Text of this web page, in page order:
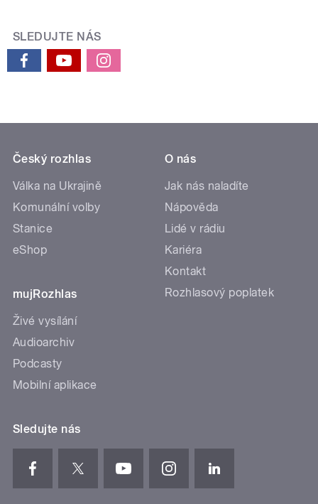
SLEDUJTE NÁS
Český rozhlas
Válka na Ukrajině
Komunální volby
Stanice
eShop
mujRozhlas
Živé vysílání
Audioarchiv
Podcasty
Mobilní aplikace
O nás
Jak nás naladíte
Nápověda
Lidé v rádiu
Kariéra
Kontakt
Rozhlasový poplatek
Sledujte nás